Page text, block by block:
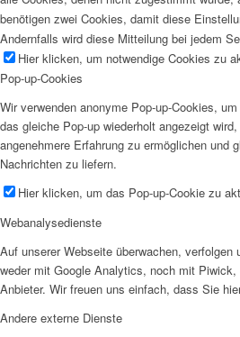
benötigen zwei Cookies, damit diese
Andernfalls wird diese Mitteilung bei jedem
Hier klicken, um notwendige Cookies zu
Pop-up-Cookies
Wir verwenden anonyme Pop-up-Cookies,
das gleiche Pop-up wiederholt angezeigt
angenehmere Erfahrung zu ermöglichen und
Nachrichten zu liefern.
Hier klicken, um das Pop-up-Cookie zu
Webanalysedienste
Auf unserer Webseite überwachen, verfolgen
weder mit Google Analytics, noch mit
Anbieter. Wir freuen uns einfach, dass Sie
Andere externe Dienste